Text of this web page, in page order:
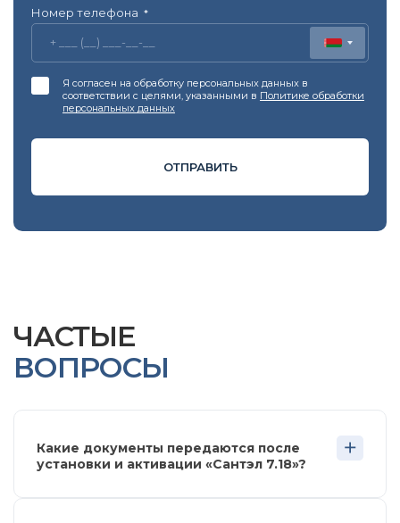
Номер телефона *
Я согласен на обработку персональных данных в
соответствии с целями, указанными в Политике обработки
персональных данных
ОТПРАВИТЬ
ЧАСТЫЕ
ВОПРОСЫ
Какие документы передаются после
установки и активации «Сантэл 7.18»?